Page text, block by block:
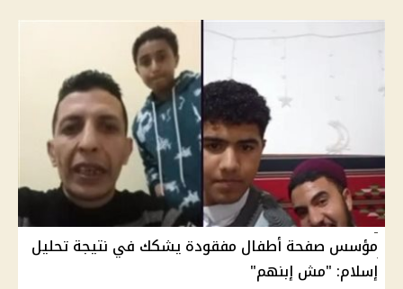
مؤسس صفحة أطفال مفقودة يشكك في نتيجة تحليل
إسلام: "مش إبنهم"